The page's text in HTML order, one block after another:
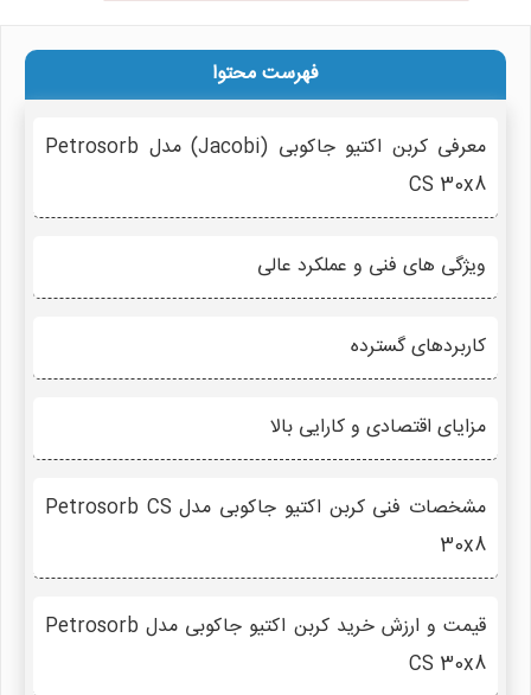
فهرست محتوا
معرفی کربن اکتیو جاکوبی (Jacobi) مدل Petrosorb
CS 30x8
ویژگی های فنی و عملکرد عالی
کاربردهای گسترده
مزایای اقتصادی و کارایی بالا
مشخصات فنی کربن اکتیو جاکوبی مدل Petrosorb CS
30x8
قیمت و ارزش خرید کربن اکتیو جاکوبی مدل Petrosorb
CS 30x8